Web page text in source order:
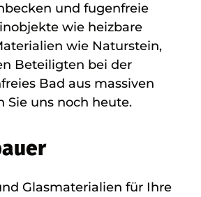
und fugenfreie
wie heizbare
wie Naturstein,
Beteiligten bei der
Bad aus massiven
uns noch heute.
Glasmaterialien für Ihre